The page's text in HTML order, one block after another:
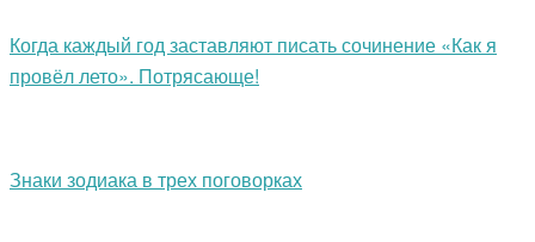
Когда каждый год заставляют писать сочинение «Как я
провёл лето». Потрясающе!
Знаки зодиака в трех поговорках